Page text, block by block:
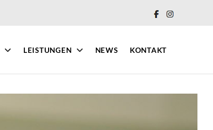
LEISTUNGEN NEWS KONTAKT